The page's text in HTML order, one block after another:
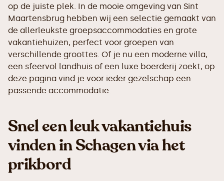
op de juiste plek. In de mooie omgeving van Sint
Maartensbrug hebben wij een selectie gemaakt van
de allerleukste groepsaccommodaties en grote
vakantiehuizen, perfect voor groepen van
verschillende groottes. Of je nu een moderne villa,
een sfeervol landhuis of een luxe boerderij zoekt, op
deze pagina vind je voor ieder gezelschap een
passende accommodatie.
Snel een leuk vakantiehuis
vinden in Schagen via het
prikbord